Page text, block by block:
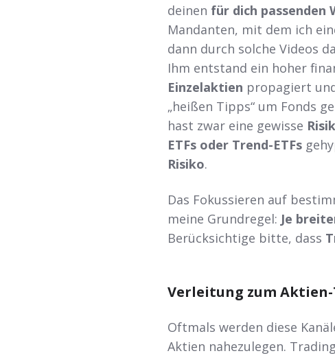
deinen für dich passenden
Mandanten, mit dem ich
dann durch solche Videos
Ihm entstand ein hoher
Einzelaktien propagiert
„heißen Tipps“ um Fonds
hast zwar eine gewisse
ETFs oder Trend-ETFs
Risiko.
Das Fokussieren auf
meine Grundregel: Je
Berücksichtige bitte, dass
Verleitung zum
Oftmals werden diese
Aktien nahezulegen.